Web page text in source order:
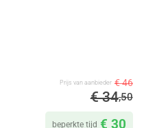
Prijs van aanbieder € 46
€ 34,50
beperkte tijd € 30